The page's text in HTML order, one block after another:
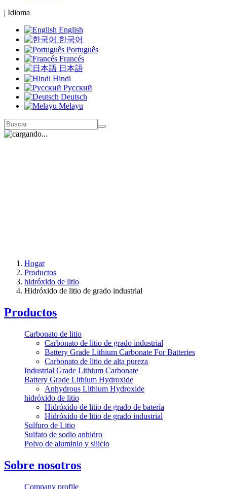
| Idioma
English
한국어
Português
Francés
日本語
Hindi
Русский
Deutsch
Melayu
Hogar
Productos
hidróxido de litio
Hidróxido de litio de grado industrial
Productos
Carbonato de litio
Carbonato de litio de grado industrial
Battery Grade Lithium Carbonate For Batteries
Carbonato de litio de alta pureza
Industrial Grade Lithium Carbonate
Battery Grade Lithium Hydroxide
Anhydrous Lithium Hydroxide
hidróxido de litio
Hidróxido de litio de grado de batería
Hidróxido de litio de grado industrial
Sulfuro de Litio
Sulfato de sodio anhidro
Polvo de aluminio y silicio
Sobre nosotros
Company profile